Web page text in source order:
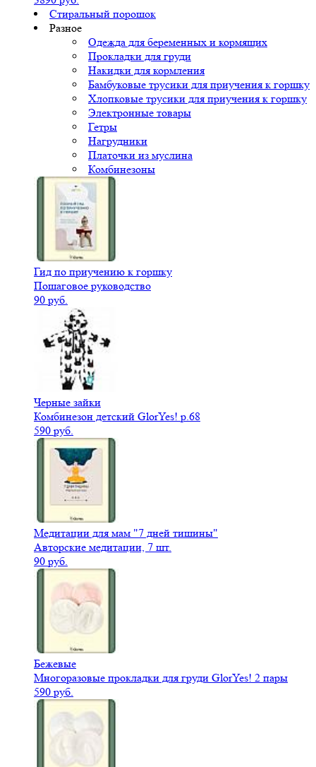
Стиральный порошок
Разное
Одежда для беременных и кормящих
Прокладки для груди
Накидки для кормления
Бамбуковые трусики для приучения к горшку
Хлопковые трусики для приучения к горшку
Электронные товары
Гетры
Нагрудники
Платочки из муслина
Комбинезоны
Гид по приучению к горшку
Пошаговое руководство
90 руб.
Черные зайки
Комбинезон детский GlorYes! р.68
590 руб.
Медитации для мам "7 дней тишины"
Авторские медитации, 7 шт.
90 руб.
Бежевые
Многоразовые прокладки для груди GlorYes! 2 пары
590 руб.